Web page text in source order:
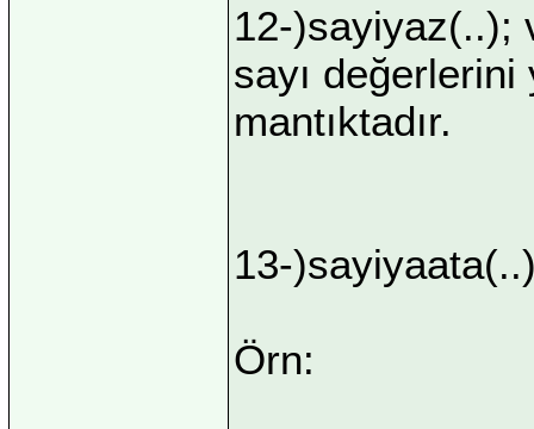
12-)sayiyaz(..);
sayı değerlerini
mantıktadır.
13-
Örn: